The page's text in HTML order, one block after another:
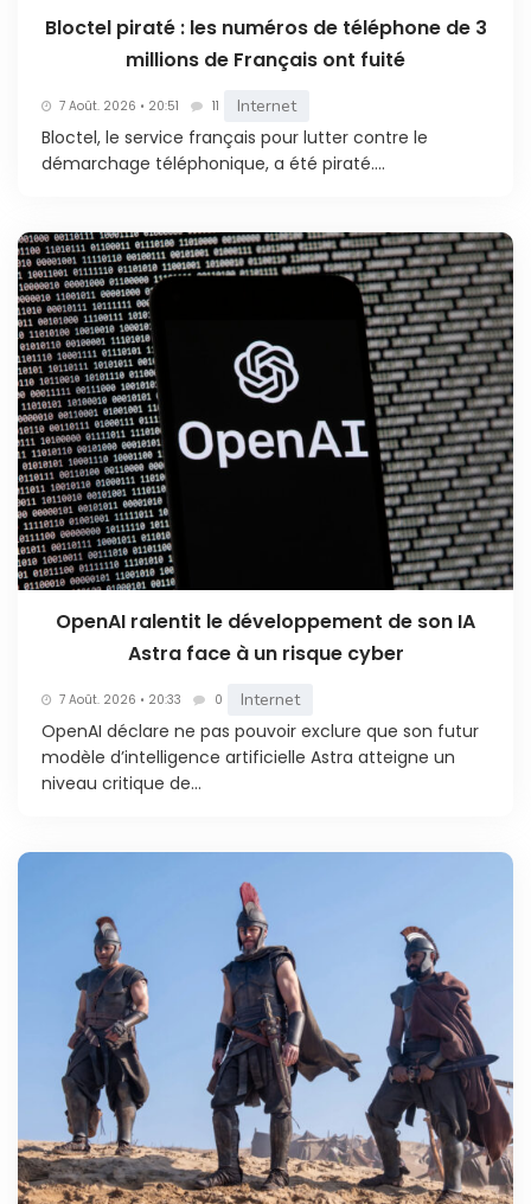
Bloctel piraté : les numéros de téléphone de 3
millions de Français ont fuité
7 Août. 2026 • 20:51 11 Internet
Bloctel, le service français pour lutter contre le
démarchage téléphonique, a été piraté....
OpenAI ralentit le développement de son IA
Astra face à un risque cyber
7 Août. 2026 • 20:33 0 Internet
OpenAI déclare ne pas pouvoir exclure que son futur
modèle d’intelligence artificielle Astra atteigne un
niveau critique de...